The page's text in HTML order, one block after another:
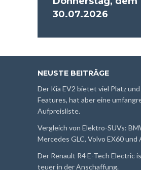
30.07.2026
NEUSTE BEITRÄGE
Der Kia EV2 bietet viel Platz
Features, hat aber eine
Aufpreisliste.
Vergleich von Elektro-SUVs:
Mercedes GLC, Volvo EX60 und
Der Renault R4 E-Tech Electric
teuer in der Anschaffung.